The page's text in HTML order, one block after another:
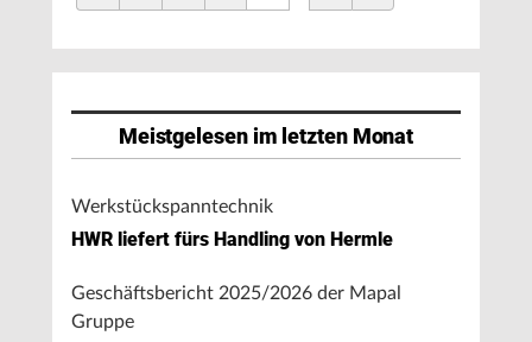
Meistgelesen im letzten Monat
Werkstückspanntechnik
HWR liefert fürs Handling von Hermle
Geschäftsbericht 2025/2026 der Mapal
Gruppe